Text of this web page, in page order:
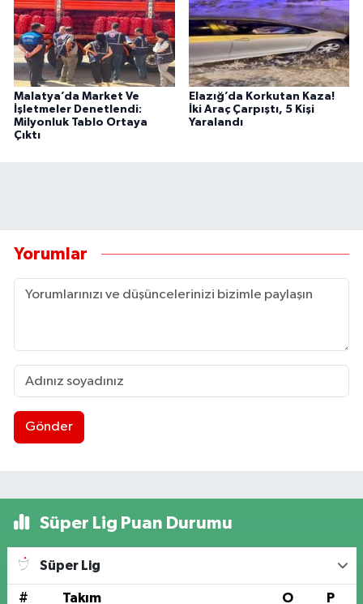
Malatya’da Market Ve
İşletmeler Denetlendi:
Milyonluk Tablo Ortaya
Çıktı
Elazığ’da Korkutan Kaza!
İki Araç Çarpıştı, 5 Kişi
Yaralandı
Yorumlar
Gönder
Süper Lig Puan Durumu
Süper Lig
# Takım O P